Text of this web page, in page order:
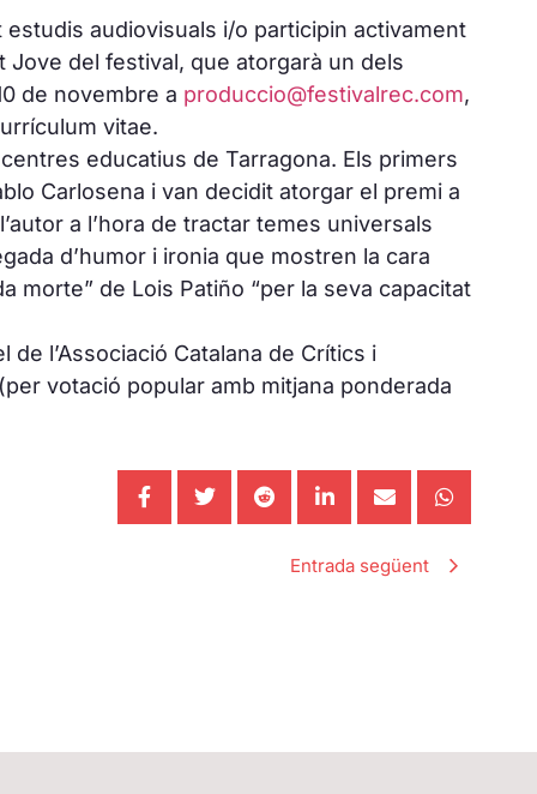
audiovisuals i/o participin activament
Jove del festival, que atorgarà un dels
de novembre a produccio@festivalrec.com,
vitae.
educatius de Tarragona. Els primers
Carlosena i van decidit atorgar el premi a
a l’hora de tractar temes universals
d’humor i ironia que mostren la cara
morte” de Lois Patiño “per la seva capacitat
l’Associació Catalana de Crítics i
votació popular amb mitjana ponderada
Entrada següent